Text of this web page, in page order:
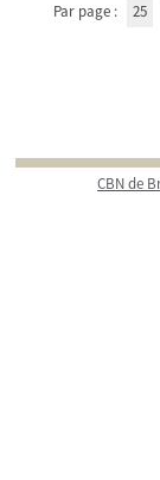
Par page :
25
CBN de